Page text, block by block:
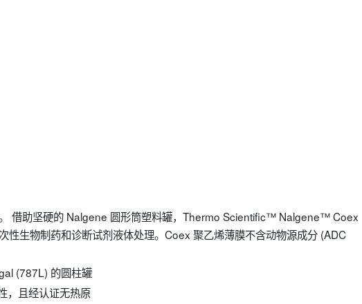
借助坚硬的 Nalgene 圆形筒塑料罐，Thermo Scientific™ Nalgene™ Coex
性生物制药和诊断试剂液体处理。Coex 聚乙烯薄膜不含动物源成分 (ADC
(787L) 的圆柱罐
，且经认证无热原